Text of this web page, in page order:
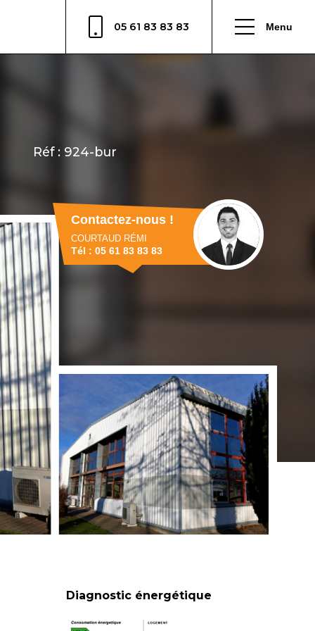
05 61 83 83 83 Menu
Contactez-nous !
COURTAUD RÉMI
Tél : 05 61 83 83 83
Diagnostic énergétique